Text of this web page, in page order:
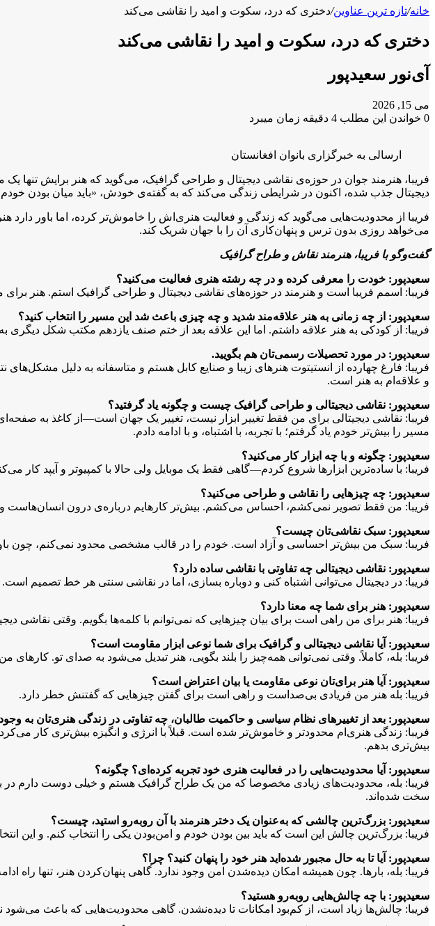
خانه/تازه ترین عناوین/دختری که درد، سکوت و امید را نقاشی می‌کند
دختری که درد، سکوت و امید را نقاشی می‌کند
آی‌نور سعیدپور
می 15, 2026
0 خواندن این مطلب 4 دقیقه زمان میبرد
ارسالی به خبرگزاری بانوان افغانستان
فریبا، هنرمند جوان در حوزه‌ی نقاشی دیجیتال و طراحی گرافیک، می‌گوید که هنر برایش تنها
دیجیتال جذب شده، اکنون در شرایطی زندگی می‌کند که به گفته‌ی خودش، «باید میان بودن خودم
فریبا از محدودیت‌هایی می‌گوید که زندگی و فعالیت هنری‌اش را خاموش‌تر کرده، اما باور
می‌خواهد روزی بدون ترس و پنهان‌کاری آن را با جهان شریک کند.
گفت‌وگو با فریبا، هنرمند نقاش و طراح گرافیک
سعیدپور: خودت را معرفی کرده و در چه رشته هنری فعالیت می‌کنید؟
فریبا: اسمم فریبا است و هنرمند در حوزه‌های نقاشی دیجیتال و طراحی گرافیک استم. هنر
سعیدپور: از چه زمانی به هنر علاقه‌مند شدید و چه چیزی باعث شد این مسیر را انتخاب کنید؟
فریبا: از کودکی به هنر علاقه داشتم. اما این علاقه بعد از ختم صنف یازدهم مکتب شکل
سعیدپور: در مورد تحصیلات رسمی‌تان هم بگویید.
فریبا: فارغ چهارده از انستیتوت هنرهای زیبا و صنایع کابل هستم و متاسفانه به دلیل
و علاقه‌ام به هنر است.
سعیدپور: نقاشی دیجیتالی و طراحی گرافیک چیست و چگونه یاد گرفتید؟
فریبا: نقاشی دیجیتالی برای من فقط تغییر ابزار نیست، تغییر یک جهان است—از کاغذ به
مسیر را بیش‌تر خودم یاد گرفتم؛ با تجربه، با اشتباه، و با ادامه دادم.
سعیدپور: چگونه و با چه ابزار کار می‌کنید؟
فریبا: با ساده‌ترین ابزارها شروع کردم—گاهی فقط یک موبایل ولی حالا با کمپیوتر و آیپد کار
سعیدپور: چه چیزهایی را نقاشی و طراحی می‌کنید؟
فریبا: من فقط تصویر نمی‌کشم، احساس می‌کشم. بیش‌تر کارهایم درباره‌ی درون انسان‌هاست و
سعیدپور: سبک نقاشی‌تان چیست؟
فریبا: سبک من بیش‌تر احساسی و آزاد است. خودم را در قالب مشخصی محدود نمی‌کنم، چون
سعیدپور: نقاشی دیجیتالی چه تفاوتی با نقاشی ساده دارد؟
فریبا: در دیجیتال می‌توانی اشتباه کنی و دوباره بسازی، اما در نقاشی سنتی هر خط تصمیم
سعیدپور: هنر برای شما چه معنا دارد؟
فریبا: هنر برای من راهی است برای بیان چیزهایی که نمی‌توانم با کلمه‌ها بگویم. وقتی نقاشی
سعیدپور: آیا نقاشی دیجیتالی و گرافیک برای شما نوعی ابزار مقاومت است؟
فریبا: بله، کاملاً. وقتی نمی‌توانی همه‌چیز را بلند بگویی، هنر تبدیل می‌شود به صدای تو.
سعیدپور: آیا هنر برای‌تان نوعی مقاومت یا بیان اعتراض است؟
فریبا: بله هنر من فریادی بی‌صداست و راهی است برای گفتن چیزهایی که گفتنش خطر دارد.
سعیدپور: بعد از تغییرهای نظام سیاسی و حاکمیت طالبان، چه تفاوتی در زندگی هنری‌تان به
فریبا: زندگی هنری‌ام محدودتر و خاموش‌تر شده است. قبلاً با انرژی و انگیزه بیش‌تری کار
بیش‌تری بدهم.
سعیدپور: آیا محدودیت‌هایی را در فعالیت هنری خود تجربه کرده‌ای؟ چگونه؟
فریبا: بله، محدودیت‌های زیادی مخصوصا که من یک طراح گرافیک هستم و خیلی دوست دارم در
سخت شده‌اند.
سعیدپور: بزرگ‌ترین چالشی که به‌عنوان یک دختر هنرمند با آن روبه‌رو استید، چیست؟
فریبا: بزرگ‌ترین چالش این است که باید بین بودن خودم و امن‌بودن یکی را انتخاب کنم. و این
سعیدپور: آیا تا به حال مجبور شده‌اید هنر خود را پنهان کنید؟ چرا؟
فریبا: بله، بارها. چون همیشه امکان دیده‌شدن امن وجود ندارد. گاهی پنهان‌کردن هنر، تنها راه
سعیدپور: با چه چالش‌هایی روبه‌رو هستید؟
فریبا: چالش‌ها زیاد است، از کم‌بود امکانات تا دیده‌نشدن. گاهی محدودیت‌هایی که باعث می‌شود